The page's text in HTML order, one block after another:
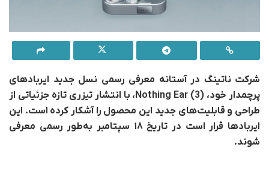
شرکت ناتینگ در آستانه معرفی رسمی نسل جدید ایربادهای
پرچمدار خود، Nothing Ear (3)، با انتشار تیزری تازه جزئیاتی از
طراحی و قابلیت‌های جدید این محصول را آشکار کرده است. این
ایربادها قرار است در تاریخ ۱۸ سپتامبر به‌طور رسمی معرفی
شوند.